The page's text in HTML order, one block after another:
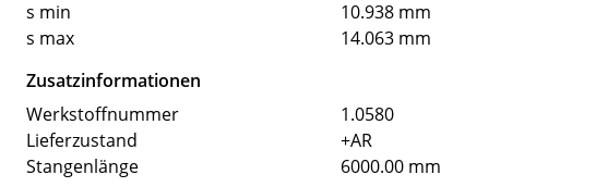
s min
10.938 mm
s max
14.063 mm
Zusatzinformationen
Werkstoffnummer
1.0580
Lieferzustand
+AR
Stangenlänge
6000.00 mm